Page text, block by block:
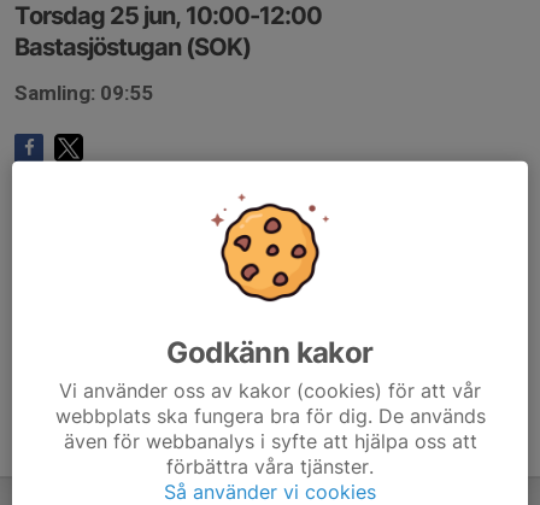
Torsdag 25 jun, 10:00-12:00
Bastasjöstugan (SOK)
Samling: 09:55
Godkänn kakor
Vi använder oss av kakor (cookies) för att vår
webbplats ska fungera bra för dig. De används
även för webbanalys i syfte att hjälpa oss att
förbättra våra tjänster.
Så använder vi cookies